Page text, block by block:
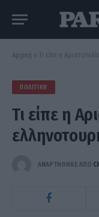
Αρχική » Τι είπε η
ΠΟΛΙΤΙΚΉ
Τι είπε η
ΑΝΑΡΤΗΘΗΚΕ ΑΠΟ